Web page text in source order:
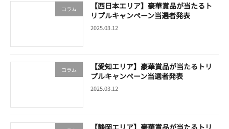
コラム
【西日本エリア】豪華賞品が当たるト
リプルキャンペーン当選者発表
2025.03.12
コラム
【愛知エリア】豪華賞品が当たるトリ
プルキャンペーン当選者発表
2025.03.12